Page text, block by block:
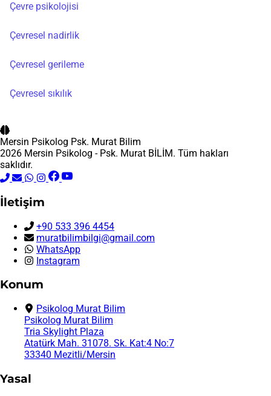
Çevre psikolojisi
Çevresel nadirlik
Çevresel gerileme
Çevresel sıkılık
Mersin Psikolog Psk. Murat Bilim
2026 Mersin Psikolog - Psk. Murat BİLİM. Tüm hakları
saklıdır.
İletişim
+90 533 396 4454
muratbilimbilgi@gmail.com
WhatsApp
Instagram
Konum
Psikolog Murat Bilim
Psikolog Murat Bilim
Tria Skylight Plaza
Atatürk Mah. 31078. Sk. Kat:4 No:7
33340 Mezitli/Mersin
Yasal